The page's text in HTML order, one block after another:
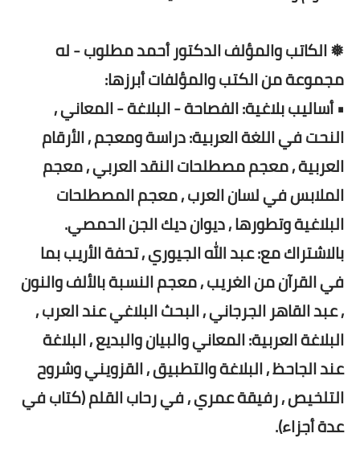
❅ الكاتب والمؤلف الدكتور أحمد مطلوب - له
مجموعة من الكتب والمؤلفات أبرزها:
• أساليب بلاغية: الفصاحة - البلاغة - المعاني ,
النحت في اللغة العربية: دراسة ومعجم , الأرقام
العربية , معجم مصطلحات النقد العربي , معجم
الملابس في لسان العرب , معجم المصطلحات
البلاغية وتطورها , ديوان ديك الجن الحمصي.
بالاشتراك مع: عبد الله الجيوري , تحفة الأريب بما
في القرآن من الغريب , معجم النسبة بالألف والنون
, عبد القاهر الجرجاني , البحث البلاغي عند العرب ,
البلاغة العربية: المعاني والبيان والبديع , البلاغة
عند الجاحظ , البلاغة والتطبيق , القزويني وشروح
التلخيص , رفيقة عمري , في رحاب القلم (كتاب في
عدة أجزاء).